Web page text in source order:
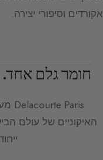
אקורדים וסיפורי יצירה.
חומר גלם
Delacourte Paris
האיקוניים של עולם